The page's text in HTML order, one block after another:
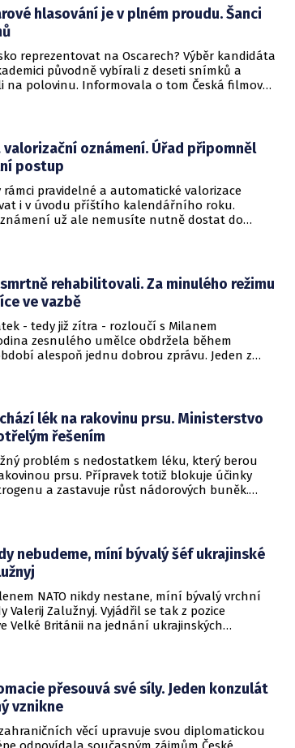
hlasování je v plném proudu. Šanci
reprezentovat na Oscarech? Výběr kandidáta
původně vybírali z deseti snímků a
na polovinu. Informovala o tom Česká filmová
valorizační oznámení. Úřad připomněl
postup
rámci pravidelné a automatické valorizace
i v úvodu příštího kalendářního roku.
už ale nemusíte nutně dostat do
rehabilitovali. Za minulého režimu
ve vazbě
- tedy již zítra - rozloučí s Milanem
zesnulého umělce obdržela během
alespoň jednu dobrou zprávu. Jeden z
lék na rakovinu prsu. Ministerstvo
řešením
problém s nedostatkem léku, který berou
prsu. Přípravek totiž blokuje účinky
a zastavuje růst nádorových buněk.
nebudeme, míní bývalý šéf ukrajinské
NATO nikdy nestane, míní bývalý vrchní
Valerij Zalužnyj. Vyjádřil se tak z pozice
Velké Británii na jednání ukrajinských
přesouvá své síly. Jeden konzulát
vznikne
věcí upravuje svou diplomatickou